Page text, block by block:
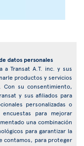
datos personales
a Transat A.T. inc. y sus
productos y servicios
Con su consentimiento,
y sus afiliados para
personalizadas o
para mejorar
una combinación
para garantizar la
contamos, para proteger